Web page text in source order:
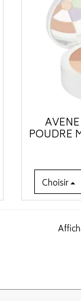
POUDRE
Choisir